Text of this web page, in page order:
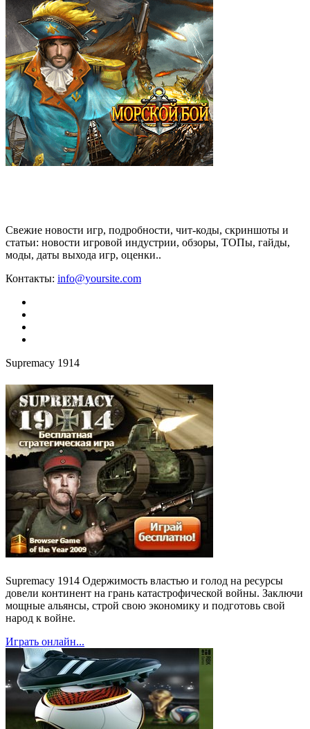
Свежие новости игр, подробности, чит-коды, скриншоты и
статьи: новости игровой индустрии, обзоры, ТОПы, гайды,
моды, даты выхода игр, оценки..
Контакты: info@yoursite.com
Supremacy 1914
Supremacy 1914 Одержимость властью и голод на ресурсы
довели континент на грань катастрофической войны. Заключи
мощные альянсы, строй свою экономику и подготовь свой
народ к войне.
Играть онлайн...